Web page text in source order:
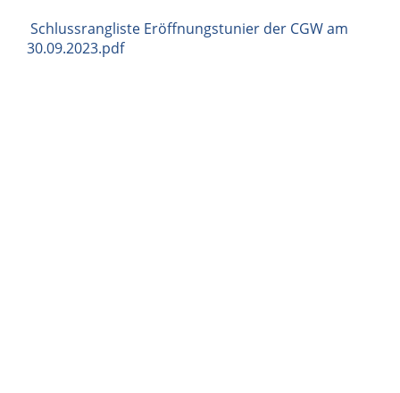
Schlussrangliste Eröffnungstunier der CGW am
30.09.2023.pdf